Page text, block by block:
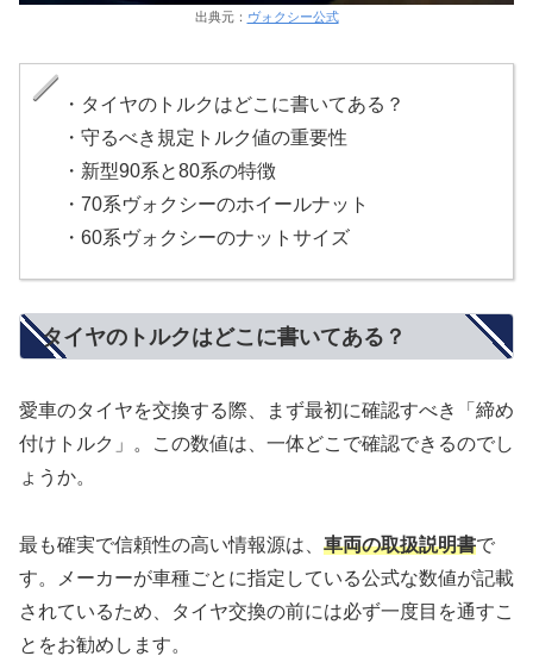
出典元： ヴォクシー公式
・タイヤのトルクはどこに書いてある？
・守るべき規定トルク値の重要性
・新型90系と80系の特徴
・70系ヴォクシーのホイールナット
・60系ヴォクシーのナットサイズ
タイヤのトルクはどこに書いてある？
愛車のタイヤを交換する際、まず最初に確認すべき「締め
付けトルク」。この数値は、一体どこで確認できるのでし
ょうか。
最も確実で信頼性の高い情報源は、 車両の取扱説明書で
す。メーカーが車種ごとに指定している公式な数値が記載
されているため、タイヤ交換の前には必ず一度目を通すこ
とをお勧めします。